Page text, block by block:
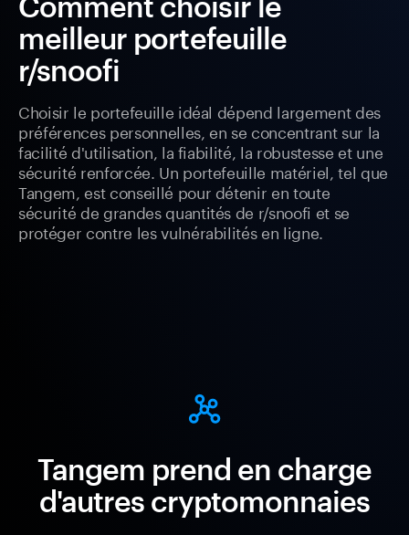
meilleur portefeuille
r/snoofi
Choisir le portefeuille idéal dépend largement des
préférences personnelles, en se concentrant sur la
facilité d'utilisation, la fiabilité, la robustesse et une
sécurité renforcée. Un portefeuille matériel, tel que
Tangem, est conseillé pour détenir en toute
sécurité de grandes quantités de r/snoofi et se
protéger contre les vulnérabilités en ligne.
Tangem prend en charge
d'autres cryptomonnaies